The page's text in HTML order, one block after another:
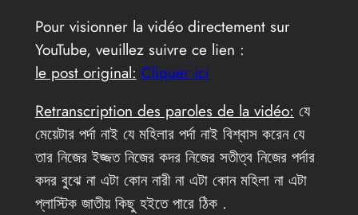
Pour visionner la vidéo directement sur
YouTube, veuillez suivre ce lien :
le post original: Cliquer ici
Retranscription des paroles de la vidéo: যে
মেয়েটার পর্দা নাই যে মহিলার পর্দা নাই বিশ্বাস করেন যে
তার নিজের ইজ্জত নিজের কদর নিজের সতীত্ব নিজের পর্দার
কদর বুঝে না এটা কোন নারী না এটা কোন মহিলা না এটা
প্লাস্টিক জাতীয় কিছু হইতে পারে ঠিক .